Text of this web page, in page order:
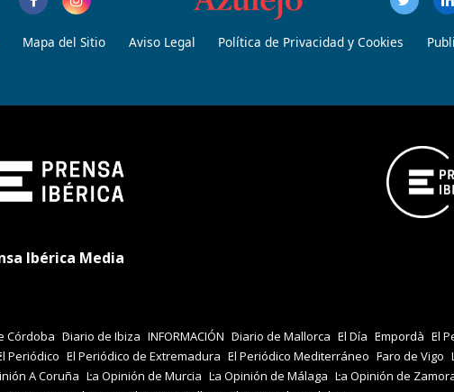
Mapa del Sitio Aviso Legal Política de Privacidad y Cookies
Ibérica Media
Córdoba Diario de Ibiza INFORMACIÓN Diario de Mallorca El Día Empordà El
Periódico El Periódico de Extremadura El Periódico Mediterráneo Faro de Vigo
A Coruña La Opinión de Murcia La Opinión de Málaga La Opinión de